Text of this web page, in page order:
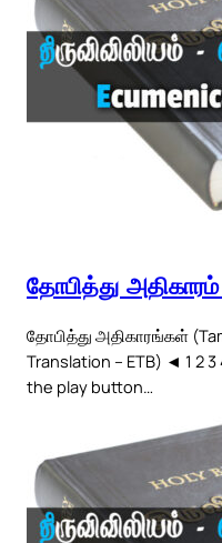
தோபித்து அதிகாரம்
தோபித்து அதிகாரங்கள்
Translation – ETB) ◄ 1 2 3
the play button…